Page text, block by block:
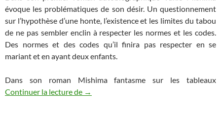
évoque les problématiques de son désir. Un questionnement
sur l’hypothèse d’une honte, l’existence et les limites du tabou
de ne pas sembler enclin à respecter les normes et les codes.
Des normes et des codes qu’il finira pas respecter en se
mariant et en ayant deux enfants.
Dans son roman Mishima fantasme sur les tableaux
Continuer la lecture de Que retenir de « Confession d’un
→